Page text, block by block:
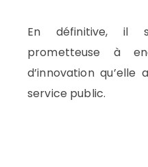
En définitive, il
prometteuse à
d’innovation
service public.